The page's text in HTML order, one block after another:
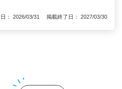
： 2026/03/31 掲載終了日： 2027/03/30